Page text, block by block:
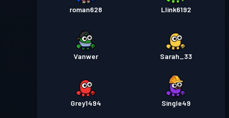
roman628 Llink6192
Vanwer Sarah_33
Grey1494 Single49